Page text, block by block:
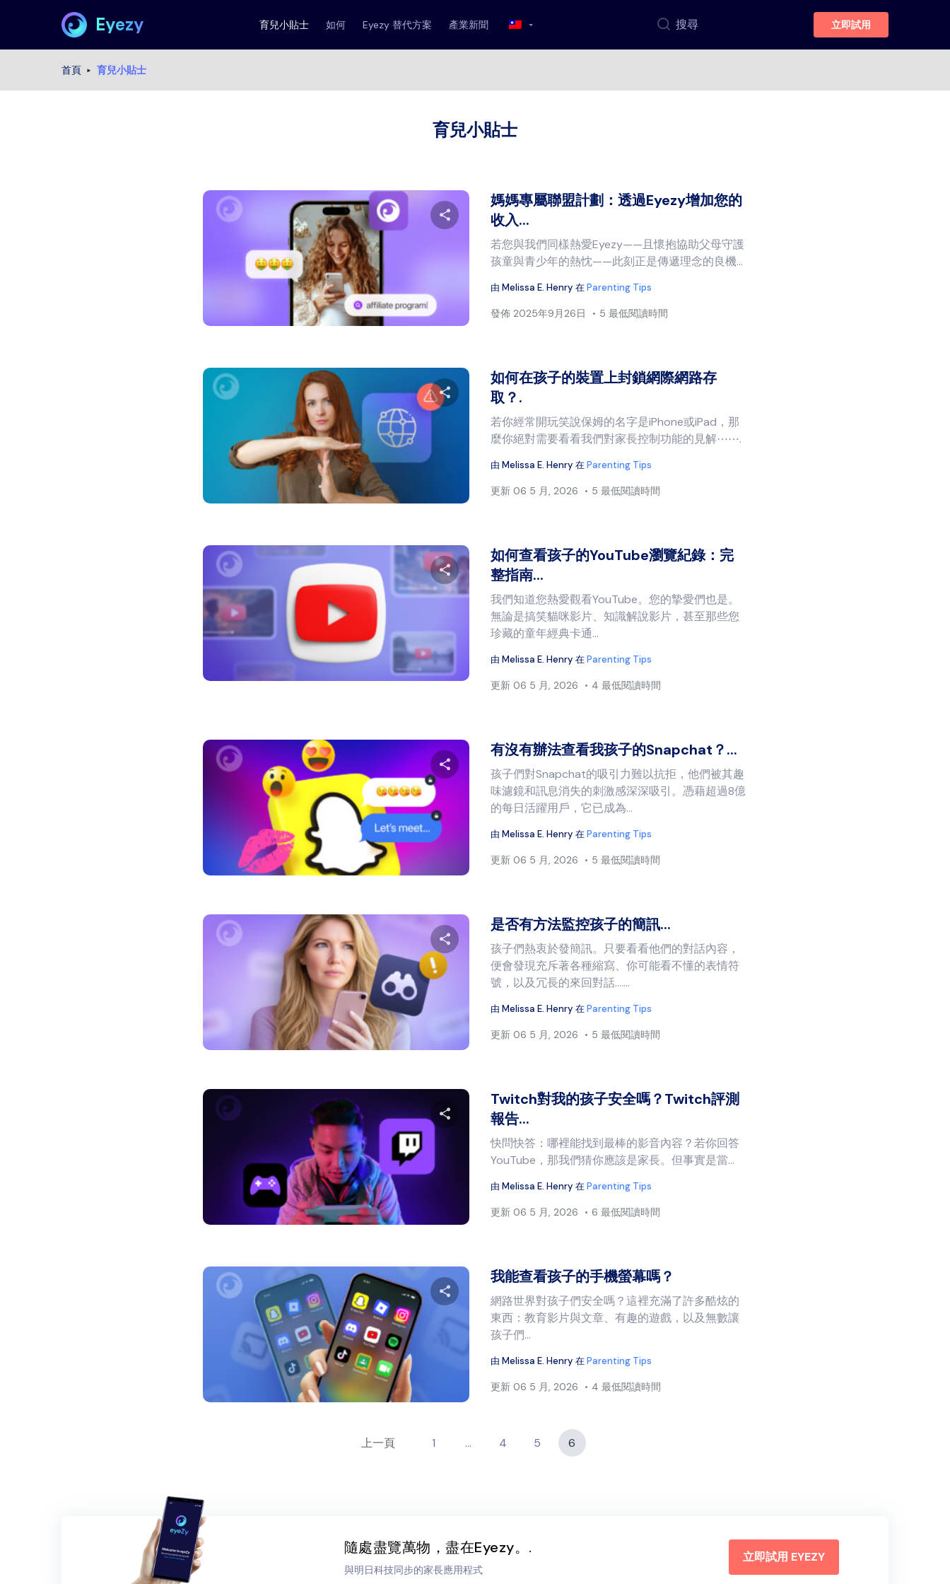
Eyezy 育兒小貼士 如何 Eyezy 替代方案 產業新聞 搜尋 立即試用
首頁 育兒小貼士
育兒小貼士
分享本文
臉書 複製連結
媽媽專屬聯盟計劃：透過Eyezy增加您的
收入...
若您與我們同樣熱愛Eyezy——且懷抱協助父母守護
孩童與青少年的熱忱——此刻正是傳遞理念的良機...
由Melissa E. Henry 在Parenting Tips
發佈 2025年9月26日 5 最低閱讀時間
分享本文
臉書 複製連結
如何在孩子的裝置上封鎖網際網路存
取？.
若你經常開玩笑說保姆的名字是iPhone或iPad，那
麼你絕對需要看看我們對家長控制功能的見解⋯⋯.
由Melissa E. Henry 在Parenting Tips
更新 06 5 月, 2026 5 最低閱讀時間
分享本文
推特 臉書 複製連結
如何查看孩子的YouTube瀏覽紀錄：完
整指南...
我們知道您熱愛觀看YouTube。您的摯愛們也是。
無論是搞笑貓咪影片、知識解說影片，甚至那些您
珍藏的童年經典卡通...
由Melissa E. Henry 在Parenting Tips
更新 06 5 月, 2026 4 最低閱讀時間
分享本文
臉書 複製連結
有沒有辦法查看我孩子的Snapchat？...
孩子們對Snapchat的吸引力難以抗拒，他們被其趣
味濾鏡和訊息消失的刺激感深深吸引。憑藉超過8億
的每日活躍用戶，它已成為...
由Melissa E. Henry 在Parenting Tips
更新 06 5 月, 2026 5 最低閱讀時間
分享本文
臉書 複製連結
是否有方法監控孩子的簡訊...
孩子們熱衷於發簡訊。只要看看他們的對話內容，
便會發現充斥著各種縮寫、你可能看不懂的表情符
號，以及冗長的來回對話…….
由Melissa E. Henry 在Parenting Tips
更新 06 5 月, 2026 5 最低閱讀時間
分享本文
臉書 複製連結
Twitch對我的孩子安全嗎？Twitch評測
報告...
快問快答：哪裡能找到最棒的影音內容？若你回答
YouTube，那我們猜你應該是家長。但事實是當...
由Melissa E. Henry 在Parenting Tips
更新 06 5 月, 2026 6 最低閱讀時間
分享本文
臉書 複製連結
我能查看孩子的手機螢幕嗎？
網路世界對孩子們安全嗎？這裡充滿了許多酷炫的
東西：教育影片與文章、有趣的遊戲，以及無數讓
孩子們...
由Melissa E. Henry 在Parenting Tips
更新 06 5 月, 2026 4 最低閱讀時間
上一頁 1 ... 4 5 6
隨處盡覽萬物，盡在Eyezy。.
與明日科技同步的家長應用程式
立即試用 EYEZY